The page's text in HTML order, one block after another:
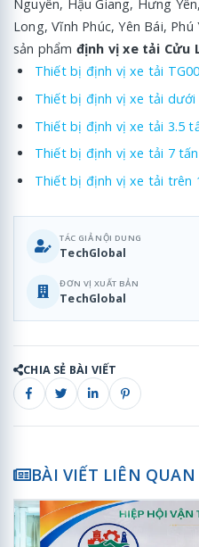
Nguyên, Hậu Giang, Hưng
Long, Vĩnh Phúc, Yên Bái,
sản phẩm định vị xe tải Cửu
Thiết bị định vị xe tải
Thiết bị định vị xe tải dưới
Thiết bị định vị xe tải 3.5
Thiết bị định vị xe tải 7
Thiết bị định vị xe tải trên
TÁC GIẢ NỘI DUNG
TechGlobal
ĐƠN VỊ XUẤT BẢN
TechGlobal
CHIA SẺ BÀI VIẾT
BÀI VIẾT LIÊN QUAN